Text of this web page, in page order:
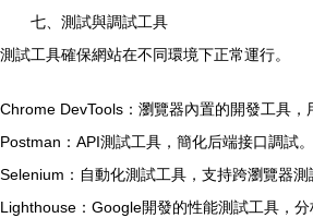
七、測試與調試工具
測試工具確保網站在不同環境下正常運行。
Chrome DevTools：瀏覽器內置的開發工具，
Postman：API測試工具，簡化后端接口調試。
Selenium：自動化測試工具，支持跨瀏覽器測
Lighthouse：Google開發的性能測試工具，分